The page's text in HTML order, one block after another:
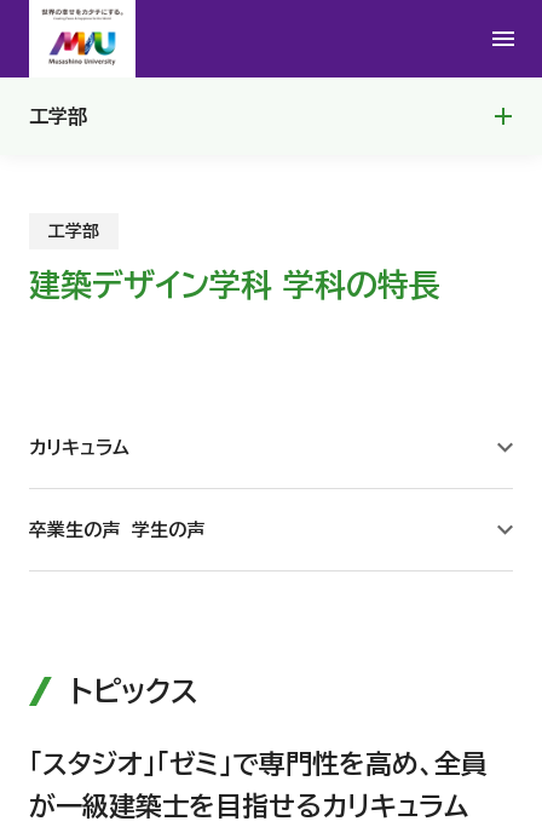
工学部
建築デザイン学科 学科の特長
カリキュラム
卒業生の声 学生の声
トピックス
｢スタジオ｣｢ゼミ｣で専門性を高め、全員
が一級建築士を目指せるカリキュラム
工学部
教員一覧
Q＆A
カリキュラム
教員一覧